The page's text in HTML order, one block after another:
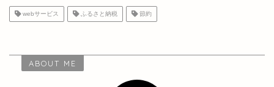
webサービス ふるさと納税 節約
ABOUT ME